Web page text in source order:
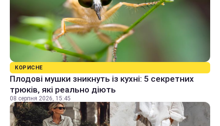
КОРИСНЕ
Плодові мушки зникнуть із кухні: 5 секретних
трюків, які реально діють
08 серпня 2026, 15:45